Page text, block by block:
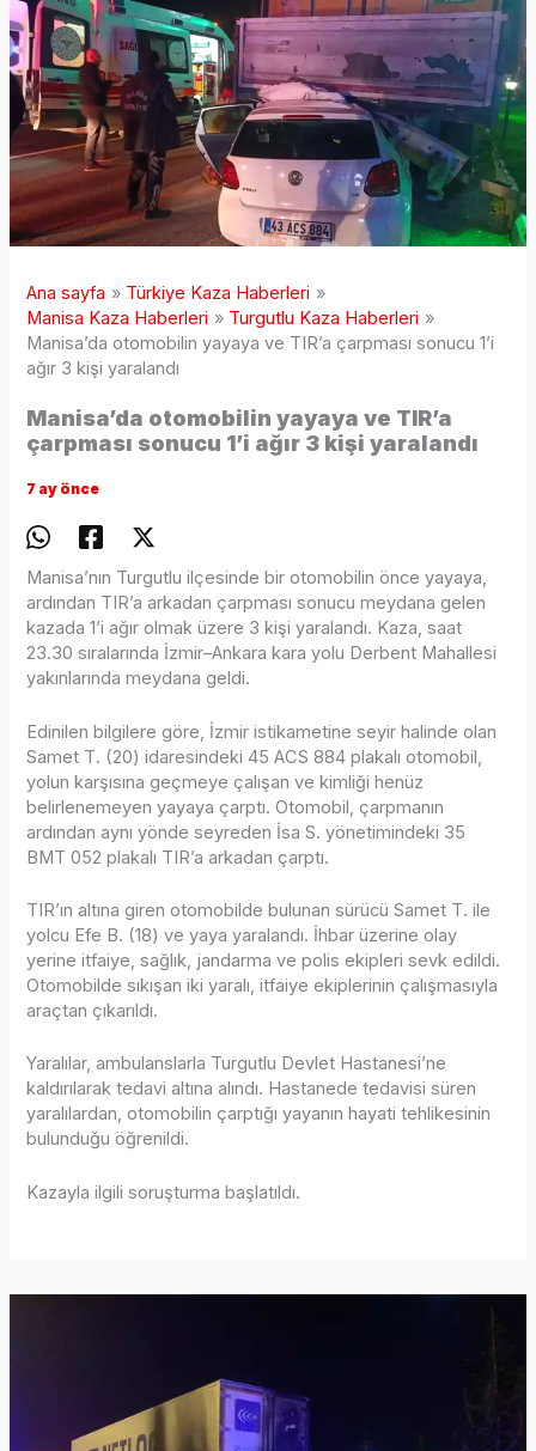
Ana sayfa
Türkiye Kaza Haberleri
Manisa Kaza Haberleri
Turgutlu Kaza Haberleri
Manisa’da otomobilin yayaya ve TIR’a çarpması sonucu 1’i
ağır 3 kişi yaralandı
Manisa’da otomobilin yayaya ve TIR’a
çarpması sonucu 1’i ağır 3 kişi yaralandı
7 ay önce
Manisa’nın Turgutlu ilçesinde bir otomobilin önce yayaya,
ardından TIR’a arkadan çarpması sonucu meydana gelen
kazada 1’i ağır olmak üzere 3 kişi yaralandı. Kaza, saat
23.30 sıralarında İzmir–Ankara kara yolu Derbent Mahallesi
yakınlarında meydana geldi.
Edinilen bilgilere göre, İzmir istikametine seyir halinde olan
Samet T. (20) idaresindeki 45 ACS 884 plakalı otomobil,
yolun karşısına geçmeye çalışan ve kimliği henüz
belirlenemeyen yayaya çarptı. Otomobil, çarpmanın
ardından aynı yönde seyreden İsa S. yönetimindeki 35
BMT 052 plakalı TIR’a arkadan çarptı.
TIR’ın altına giren otomobilde bulunan sürücü Samet T. ile
yolcu Efe B. (18) ve yaya yaralandı. İhbar üzerine olay
yerine itfaiye, sağlık, jandarma ve polis ekipleri sevk edildi.
Otomobilde sıkışan iki yaralı, itfaiye ekiplerinin çalışmasıyla
araçtan çıkarıldı.
Yaralılar, ambulanslarla Turgutlu Devlet Hastanesi’ne
kaldırılarak tedavi altına alındı. Hastanede tedavisi süren
yaralılardan, otomobilin çarptığı yayanın hayati tehlikesinin
bulunduğu öğrenildi.
Kazayla ilgili soruşturma başlatıldı.